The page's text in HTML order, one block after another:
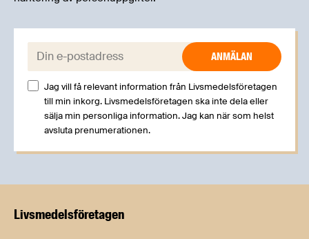
E-post:
Jag vill få relevant information från Livsmedelsföretagen
till min inkorg. Livsmedelsföretagen ska inte dela eller
sälja min personliga information. Jag kan när som helst
avsluta prenumerationen.
Livsmedels­företagen